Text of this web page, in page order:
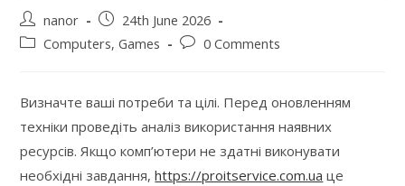
nanor
24th June 2026
Computers, Games
0 Comments
Визначте ваші потреби та цілі. Перед оновленням
техніки проведіть аналіз використання наявних
ресурсів. Якщо комп’ютери не здатні виконувати
необхідні завдання,https://proitservice.com.ua це